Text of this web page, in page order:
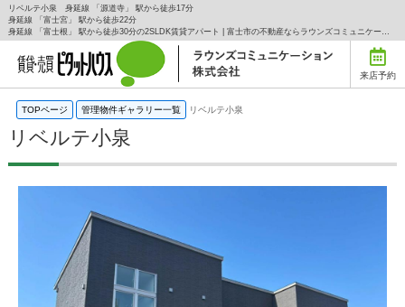
リベルテ小泉 身延線 「源道寺」 駅から徒歩17分
身延線 「富士宮」 駅から徒歩22分
身延線 「富士根」 駅から徒歩30分の2SLDK賃貸アパート | 富士市の不動産ならラウンズコミュニケーションの賃貸はラウンズコミュニケーション株式会社にお任せ下さい！
来店予約
TOPページ 管理物件ギャラリー一覧 リベルテ小泉
リベルテ小泉